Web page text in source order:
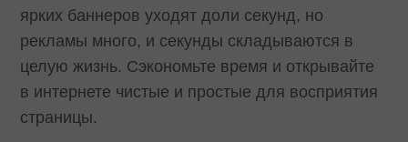
ярких баннеров уходят доли секунд, но
рекламы много, и секунды складываются в
целую жизнь. Сэкономьте время и открывайте
в интернете чистые и простые для восприятия
страницы.